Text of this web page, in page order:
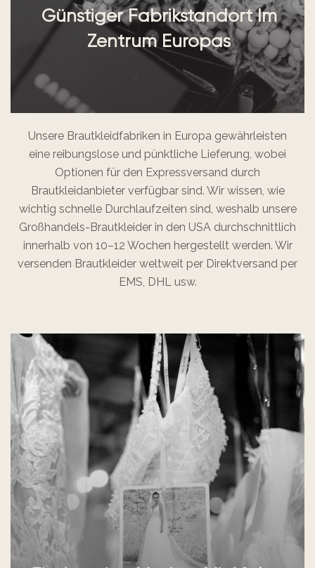
Günstiger Fabrikstandort Im
Zentrum Europas
Unsere Brautkleidfabriken in Europa gewährleisten
eine reibungslose und pünktliche Lieferung, wobei
Optionen für den Expressversand durch
Brautkleidanbieter verfügbar sind. Wir wissen, wie
wichtig schnelle Durchlaufzeiten sind, weshalb unsere
Großhandels-Brautkleider in den USA durchschnittlich
innerhalb von 10–12 Wochen hergestellt werden. Wir
versenden Brautkleider weltweit per Direktversand per
EMS, DHL usw.